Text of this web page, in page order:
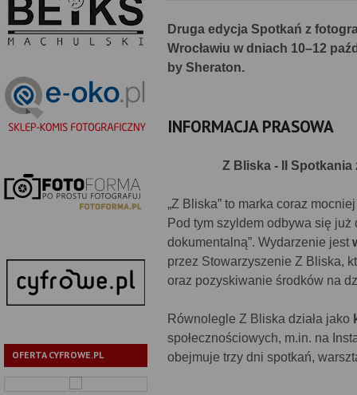
OFERTA CYFROWE.PL
Druga edycja Spotkań z
Wrocławiu w dniach 10–12
by Sheraton.
INFORMACJA PRASOWA
Z Bliska - II
„Z Bliska” to marka coraz
Pod tym szyldem odbywa się
dokumentalną”. Wydarzenie jest
przez Stowarzyszenie Z Bliska,
oraz pozyskiwanie środków na
Równolegle Z Bliska działa jako
społecznościowych, m.in. na
obejmuje trzy dni spotkań,